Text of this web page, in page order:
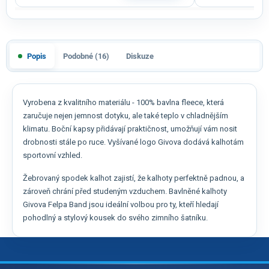
Popis Podobné (16) Diskuze
Vyrobena z kvalitního materiálu - 100% bavlna fleece, která
zaručuje nejen jemnost dotyku, ale také teplo v chladnějším
klimatu. Boční kapsy přidávají praktičnost, umožňují vám nosit
drobnosti stále po ruce. Vyšívané logo Givova dodává kalhotám
sportovní vzhled.
Žebrovaný spodek kalhot zajistí, že kalhoty perfektně padnou, a
zároveň chrání před studeným vzduchem. Bavlněné kalhoty
Givova Felpa Band jsou ideální volbou pro ty, kteří hledají
pohodlný a stylový kousek do svého zimního šatníku.